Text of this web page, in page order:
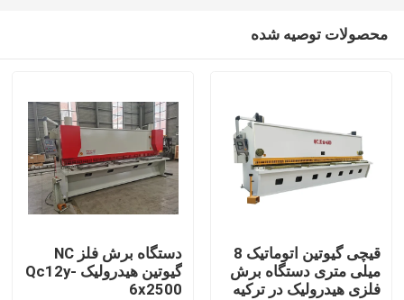
محصولات توصیه شده
قیچی گیوتین اتوماتیک 8
میلی متری دستگاه برش
فلزی هیدرولیک در ترکیه
دستگاه برش فلز NC
گیوتین هیدرولیک Qc12y-
6x2500